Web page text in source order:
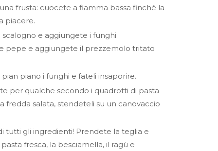
frusta: cuocete a fiamma bassa finché la
piacere.
e aggiungete i funghi
pepe e aggiungete il prezzemolo tritato
piano i funghi e fateli insaporire.
per qualche secondo i quadrotti di pasta
fredda salata, stendeteli su un canovaccio
tutti gli ingredienti! Prendete la teglia e
fresca, la besciamella, il ragù e